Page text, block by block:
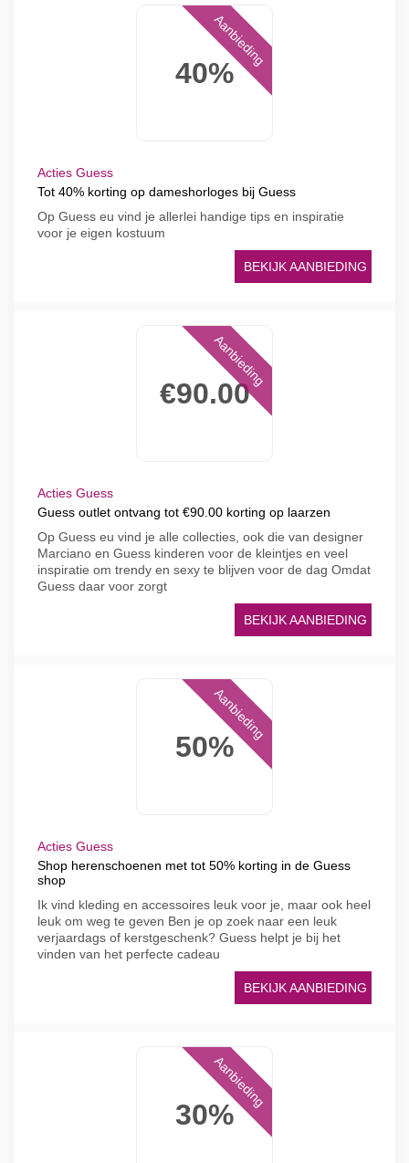
40%
Aanbieding
Acties Guess
Tot 40% korting op dameshorloges bij Guess
Op Guess eu vind je allerlei handige tips en inspiratie
voor je eigen kostuum
BEKIJK AANBIEDING
€90.00
Aanbieding
Acties Guess
Guess outlet ontvang tot €90.00 korting op laarzen
Op Guess eu vind je alle collecties, ook die van designer
Marciano en Guess kinderen voor de kleintjes en veel
inspiratie om trendy en sexy te blijven voor de dag Omdat
Guess daar voor zorgt
BEKIJK AANBIEDING
50%
Aanbieding
Acties Guess
Shop herenschoenen met tot 50% korting in de Guess
shop
Ik vind kleding en accessoires leuk voor je, maar ook heel
leuk om weg te geven Ben je op zoek naar een leuk
verjaardags of kerstgeschenk? Guess helpt je bij het
vinden van het perfecte cadeau
BEKIJK AANBIEDING
30%
Aanbieding